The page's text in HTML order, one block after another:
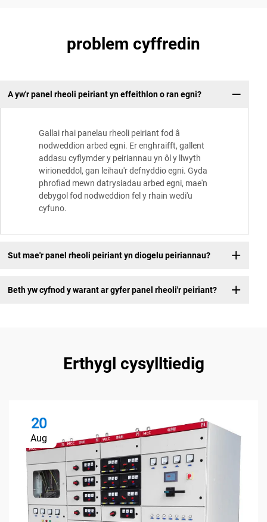
problem cyffredin
A yw'r panel rheoli peiriant yn effeithlon o ran egni?
Gallai rhai panelau rheoli peiriant fod â
nodweddion arbed egni. Er enghraifft, gallent
addasu cyflymder y peiriannau yn ôl y llwyth
wirioneddol, gan leihau'r defnyddio egni. Gyda
phrofiad mewn datrysiadau arbed egni, mae'n
debygol fod nodweddion fel y rhain wedi'u
cyfuno.
Sut mae'r panel rheoli peiriant yn diogelu peiriannau?
Beth yw cyfnod y warant ar gyfer panel rheoli'r peiriant?
Erthygl cysylltiedig
20
Aug